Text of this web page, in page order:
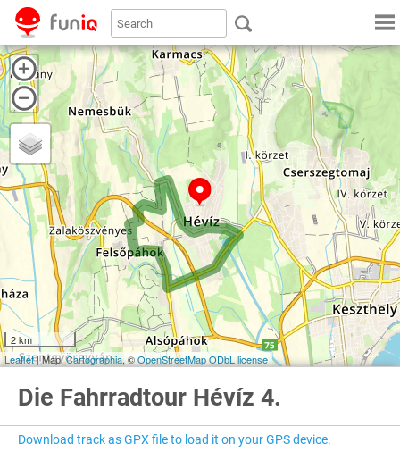
2 km
Leaflet| Map:Cartographia, ©OpenStreetMapODbL license
Die Fahrradtour Hévíz 4.
Download track as GPX file to load it on your GPS device.